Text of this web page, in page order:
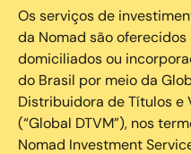
Os serviços de
da Nomad são
domiciliados ou
do Brasil por meio da
Distribuidora de Títulos e
(“Global DTVM”), nos
Nomad Investment